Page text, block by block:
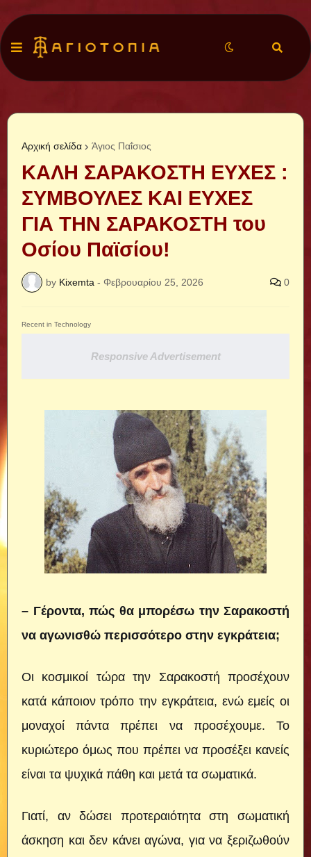
Αρχική σελίδα Άγιος Παΐσιος
ΚΑΛΗ ΣΑΡΑΚΟΣΤΗ ΕΥΧΕΣ :
ΣΥΜΒΟΥΛΕΣ ΚΑΙ ΕΥΧΕΣ
ΓΙΑ ΤΗΝ ΣΑΡΑΚΟΣΤΗ του
Οσίου Παϊσίου!
by Kixemta - Φεβρουαρίου 25, 2026 0
Recent in Technology
Responsive Advertisement
– Γέροντα, πώς θα μπορέσω την Σαρακοστή
να αγωνισθώ περισσότερο στην εγκράτεια;
Οι κοσμικοί τώρα την Σαρακοστή προσέχουν
κατά κάποιον τρόπο την εγκράτεια, ενώ εμείς οι
μοναχοί πάντα πρέπει να προσέχουμε. Το
κυριώτερο όμως που πρέπει να προσέξει κανείς
είναι τα ψυχικά πάθη και μετά τα σωματικά.
Γιατί, αν δώσει προτεραιότητα στη σωματική
άσκηση και δεν κάνει αγώνα, για να ξεριζωθούν